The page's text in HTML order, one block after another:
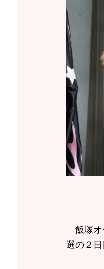
飯塚オ
選の２日